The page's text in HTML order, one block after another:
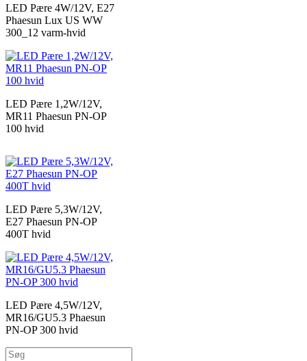
LED Pære 4W/12V, E27
Phaesun Lux US WW
300_12 varm-hvid
LED Pære 1,2W/12V,
MR11 Phaesun PN-OP
100 hvid
LED Pære 5,3W/12V,
E27 Phaesun PN-OP
400T hvid
LED Pære 4,5W/12V,
MR16/GU5.3 Phaesun
PN-OP 300 hvid
Søg